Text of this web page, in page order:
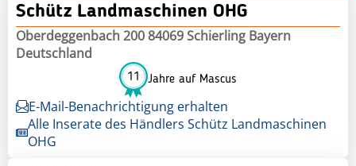
Schütz Landmaschinen OHG
Oberdeggenbach 200 84069 Schierling Bayern
Deutschland
11 Jahre auf Mascus
E-Mail-Benachrichtigung erhalten
Alle Inserate des Händlers Schütz Landmaschinen
OHG